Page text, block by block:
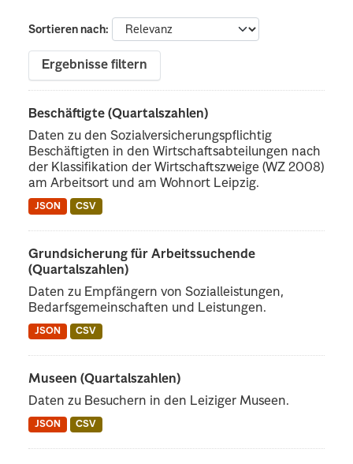
Sortieren nach
Ergebnisse filtern
Beschäftigte (Quartalszahlen)
Daten zu den Sozialversicherungspflichtig
Beschäftigten in den Wirtschaftsabteilungen nach
der Klassifikation der Wirtschaftszweige (WZ 2008)
am Arbeitsort und am Wohnort Leipzig.
JSON CSV
Grundsicherung für Arbeitssuchende
(Quartalszahlen)
Daten zu Empfängern von Sozialleistungen,
Bedarfsgemeinschaften und Leistungen.
JSON CSV
Museen (Quartalszahlen)
Daten zu Besuchern in den Leiziger Museen.
JSON CSV